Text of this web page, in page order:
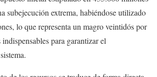
subejecución extrema, habiéndose utilizado
lo que representa un magro veintidós por
para garantizar el